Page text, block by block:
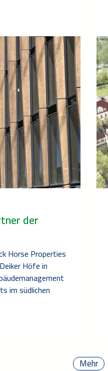
der
Horse Properties
Höfe in
im südlichen
Mehr